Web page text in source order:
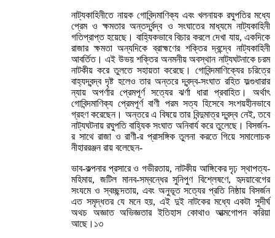
নাট্যকাহিনীতে নায়ক গোবিন্দমাণিক্য এবং খলনায়ক রঘুপতির মধ্যে
প্রেম ও ক্ষমতার অন্তর্দ্বন্দ্ব ও সংঘাতের মাধ্যমে নাট্যকাহিনী
গতিপ্রাপ্ত হয়েছে। বাহ্যিকভাবে বিচার করলে দেখা যায়, একদিকে
রাজার ক্ষমতা অন্যদিকে ব্রাহ্মণের শক্তির দ্বন্দ্বে নাট্যকাহিনী
আবর্তিত। এই উভয় শক্তির অনমনীয় অবস্থান নাট্যঘটনাকে চরম
নাটকীয় করে তুলতে সহায়তা করেছে। গোবিন্দমাণিক্যের চরিত্রে
বাহ্যদ্বন্দ্ব দৃষ্ট হলেও তার অন্তরে দ্বন্দ্ব-সংঘাত রহিত ফল্গুধারার
ন্যায় অপর্ণার প্রেমপূর্ণ সত্যের ঝর্ণা ধারা প্রবাহিত। অর্থাৎ
গোবিন্দমাণিক্য প্রেমপূর্ণ বাণী পরম সত্য হিসেবে সংশয়হীনভাবে
গ্রহণ করেছেন। অন্তরে এ বিষয়ে তার বিন্দুমাত্র দ্বন্দ্ব নেই, তবে
নাট্যঘটনায় রঘুপতি বাহ্যিক সংঘাত অনিবার্য করে তুলেছে। বিসর্জন-
র সাথে রাজা ও রাণী-র প্রাসঙ্গিক তুলনা করতে গিয়ে সমালোচক
নীহাররঞ্জন রায় বলেছেন-
ভাব-কল্পনার প্রসারে ও গভীরতায়, নাটকীয় আঙ্গিকের দৃঢ় স্থাপত্য-
মহিমায়, জটিল মানব-সম্বন্ধের সুনিপুণ বিশ্লেষণে, হৃদয়াবেগের
সংযমে ও স্বচ্ছন্দতায়, এবং অনুভূত সত্যের প্রতি নিষ্ঠায় বিসর্জন
এত সমৃদ্ধতর যে মনে হয়, এই দুই নাটকের মধ্যে একটা সুদীর্ঘ
অথচ অজ্ঞাত অভিজ্ঞতার ইতিহাস কোথাও আত্মগোপন করিয়া
আছে।১৩